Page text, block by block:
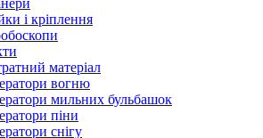
і кріплення
матеріал
вогню
мильних бульбашок
піни
снігу